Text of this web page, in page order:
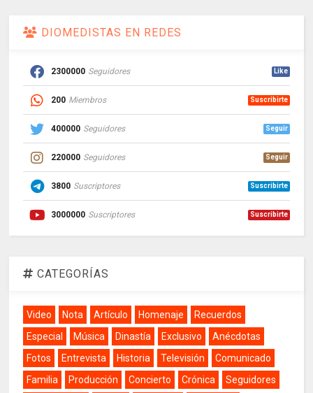
DIOMEDISTAS EN REDES
2300000 Seguidores Like
200 Miembros Suscribirte
400000 Seguidores Seguir
220000 Seguidores Seguir
3800 Suscriptores Suscribirte
3000000 Suscriptores Suscribirte
CATEGORÍAS
Video Nota Artículo Homenaje
Recuerdos
Especial
Música Dinastía Exclusivo
Anécdotas
Fotos
Entrevista Historia Televisión
Comunicado
Familia
Producción Concierto Crónica
Seguidores